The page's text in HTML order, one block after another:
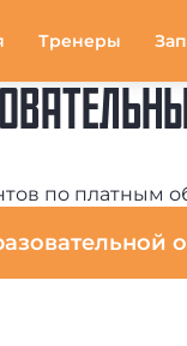
Тренеры
по платным